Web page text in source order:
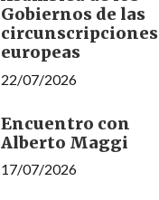
Gobiernos de las
circunscripciones
europeas
22/07/2026
Encuentro con
Alberto Maggi
17/07/2026